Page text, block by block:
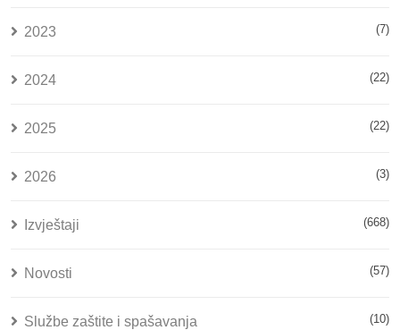
2023 (7)
2024 (22)
2025 (22)
2026 (3)
Izvještaji (668)
Novosti (57)
Službe zaštite i spašavanja (10)